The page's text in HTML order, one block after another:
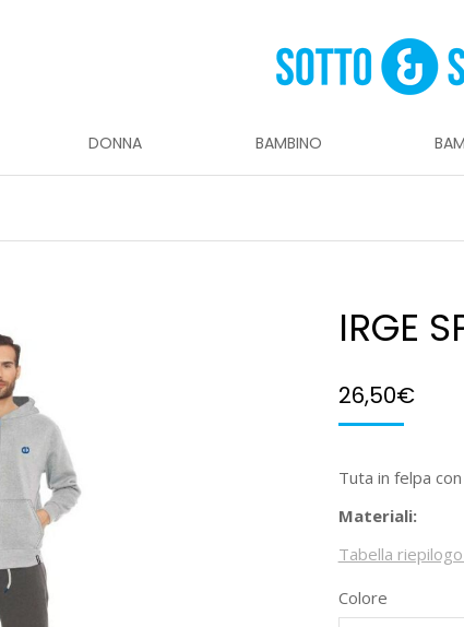
DONNA BAMBINO
IRGE
26,50€
Tuta in felpa
Materiali:
Tabella
Colore